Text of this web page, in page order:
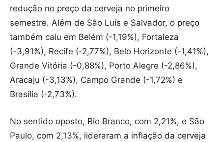
redução no preço da cerveja no primeiro
semestre. Além de São Luís e Salvador, o preço
também caiu em Belém (-1,19%), Fortaleza
(-3,91%), Recife (-2,77%), Belo Horizonte (-1,41%),
Grande Vitória (-0,88%), Porto Alegre (-2,86%),
Aracaju (-3,13%), Campo Grande (-1,72%) e
Brasília (-2,73%).
No sentido oposto, Rio Branco, com 2,21%, e São
Paulo, com 2,13%, lideraram a inflação da cerveja